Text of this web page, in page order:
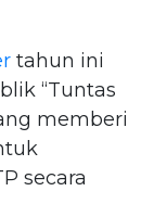
tahun ini
“Tuntas
memberi
secara